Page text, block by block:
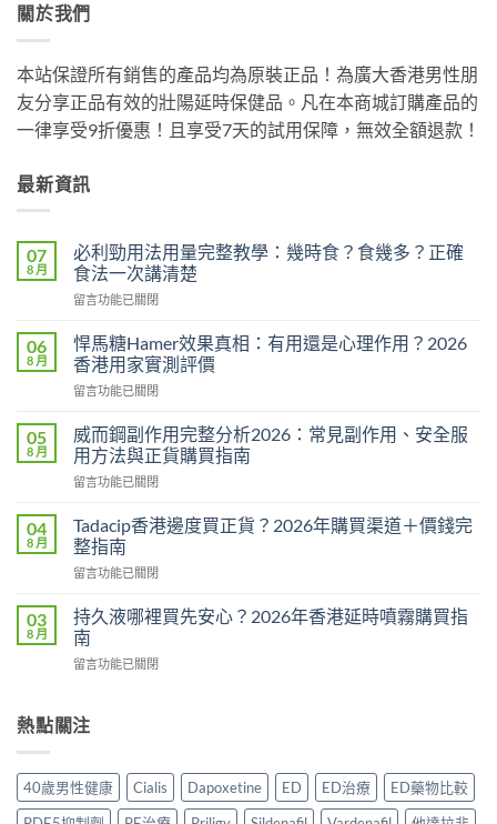
關於我們
本站保證所有銷售的產品均為原裝正品！為廣大香港男性朋
友分享正品有效的壯陽延時保健品。凡在本商城訂購產品的
一律享受9折優惠！且享受7天的試用保障，無效全額退款！
最新資訊
07
8 月
必利勁用法用量完整教學：幾時食？食幾多？正確
食法一次講清楚
在
利
勁
用
法
量
完
整
教
幾
時
食
多？
正
確
一
次
清
楚〉
中
留言功能已關閉
06
8 月
悍馬糖Hamer效果真相：有用還是心理作用？2026
香港用家實測評價
在
馬
糖
Hamer
效
真
相：
用
是
心
作
香
家
實
留言功能已關閉
05
8 月
威而鋼副作用完整分析2026：常見副作用、安全服
用方法與正貨購買指南
在
而
鋼
副
作
完
整
分
析
見
用、
安
全
留言功能已關閉
04
8 月
Tadacip香港邊度買正貨？2026年購買渠道＋價錢完
整指南
在
香
港
邊
度
貨？
購
買
渠
留言功能已關閉
03
8 月
持久液哪裡買先安心？2026年香港延時噴霧購買指
南
在
液
哪
買
先
安
留言功能已關閉
熱點關注
40歲男性健康 Cialis Dapoxetine ED ED治療
ED藥物比較